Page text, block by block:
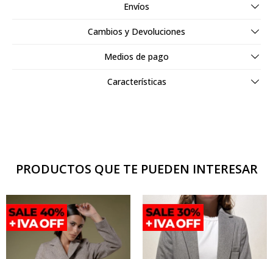
Envíos
Cambios y Devoluciones
Medios de pago
Características
PRODUCTOS QUE TE PUEDEN INTERESAR